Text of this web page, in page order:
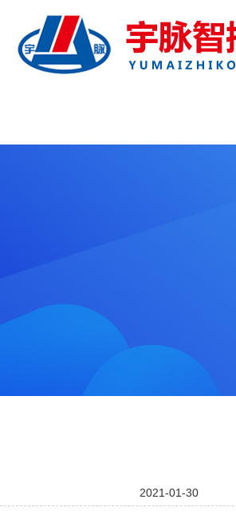
2021-01-30